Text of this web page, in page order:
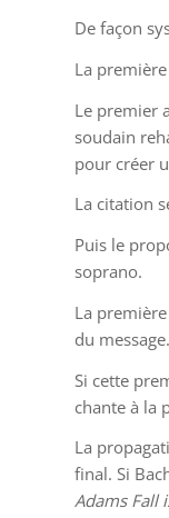
De façon
La
Le premier
soudain
pour créer
La citation
Puis le
soprano.
La
du message.
Si cette
chante à la
La
final. Si
Adams Fall